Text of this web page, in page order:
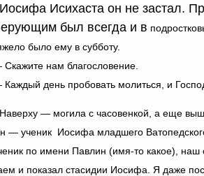
Иосифа Исихаста он не застал.
был всегда и в
было ему в субботу.
нам благословение.
день пробовать молиться, и
Наверху — могила с часовенкой, а еще
— ученик Иосифа младшего
по имени Павлин (имя-то какое), наш
и показал стасидии Иосифа. Я даже